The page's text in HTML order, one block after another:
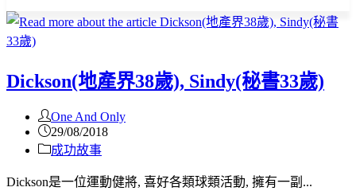
Dickson(地產界38歲), Sindy(秘書33歲)
One And Only
29/08/2018
成功故事
Dickson是一位運動健將, 喜好各類球類活動, 擁有一副...